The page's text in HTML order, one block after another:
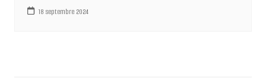
18 septembre 2024